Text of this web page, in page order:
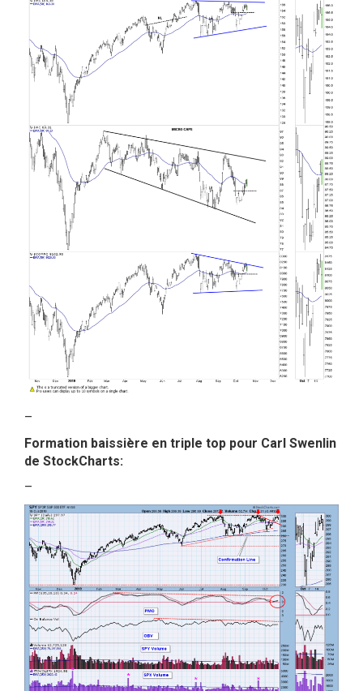
–
Formation baissière en triple top pour Carl Swenlin
de StockCharts:
–